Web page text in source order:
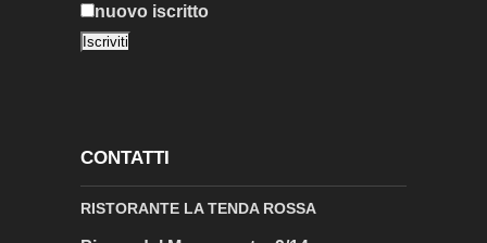
nuovo iscritto
CONTATTI
RISTORANTE LA TENDA ROSSA